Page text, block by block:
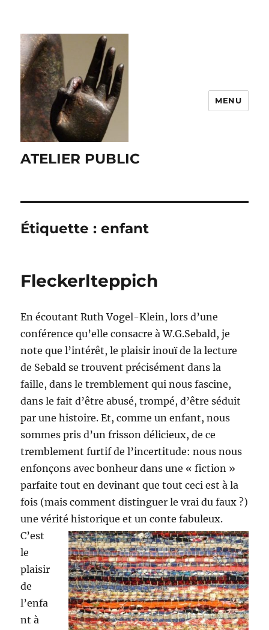
ATELIER PUBLIC
MENU
Étiquette :enfant
Fleckerlteppich
En écoutant Ruth Vogel-Klein, lors d’une
conférence qu’elle consacre à W.G.Sebald, je
note que l’intérêt, le plaisir inouï de la lecture
de Sebald se trouvent précisément dans la
faille, dans le tremblement qui nous fascine,
dans le fait d’être abusé, trompé, d’être séduit
par une histoire. Et, comme un enfant, nous
sommes pris d’un frisson délicieux, de ce
tremblement furtif de l’incertitude: nous nous
enfonçons avec bonheur dans une « fiction »
parfaite tout en devinant que tout ceci est à la
fois (mais comment distinguer le vrai du faux ?)
une vérité historique et un conte fabuleux.
C’est
le
plaisir
de
l’enfa
nt à